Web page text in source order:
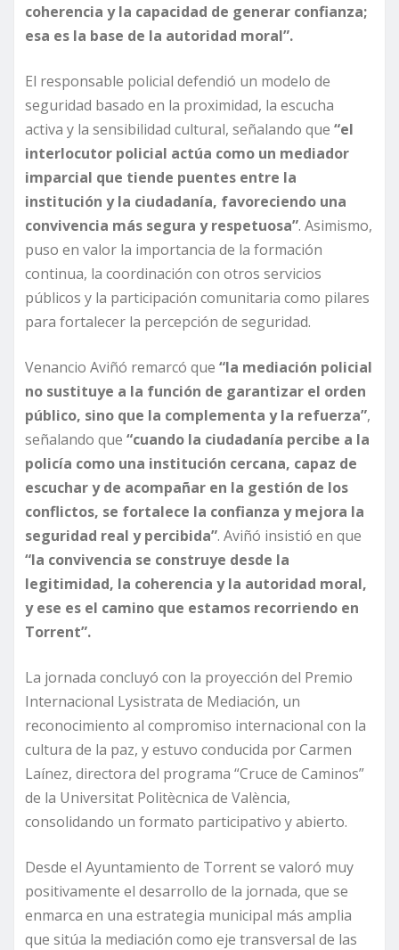
coherencia y la capacidad de generar confianza;
esa es la base de la autoridad moral”.
El responsable policial defendió un modelo de
seguridad basado en la proximidad, la escucha
activa y la sensibilidad cultural, señalando que “el
interlocutor policial actúa como un mediador
imparcial que tiende puentes entre la
institución y la ciudadanía, favoreciendo una
convivencia más segura y respetuosa”. Asimismo,
puso en valor la importancia de la formación
continua, la coordinación con otros servicios
públicos y la participación comunitaria como pilares
para fortalecer la percepción de seguridad.
Venancio Aviñó remarcó que “la mediación policial
no sustituye a la función de garantizar el orden
público, sino que la complementa y la refuerza”,
señalando que “cuando la ciudadanía percibe a la
policía como una institución cercana, capaz de
escuchar y de acompañar en la gestión de los
conflictos, se fortalece la confianza y mejora la
seguridad real y percibida”. Aviñó insistió en que
“la convivencia se construye desde la
legitimidad, la coherencia y la autoridad moral,
y ese es el camino que estamos recorriendo en
Torrent”.
La jornada concluyó con la proyección del Premio
Internacional Lysistrata de Mediación, un
reconocimiento al compromiso internacional con la
cultura de la paz, y estuvo conducida por Carmen
Laínez, directora del programa “Cruce de Caminos”
de la Universitat Politècnica de València,
consolidando un formato participativo y abierto.
Desde el Ayuntamiento de Torrent se valoró muy
positivamente el desarrollo de la jornada, que se
enmarca en una estrategia municipal más amplia
que sitúa la mediación como eje transversal de las